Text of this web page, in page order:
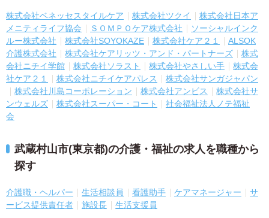
株式会社ベネッセスタイルケア 株式会社ツクイ
株式会社日本ア
メニティライフ協会
ＳＯＭＰＯケア株式会社
ソーシャルインク
ルー株式会社
株式会社SOYOKAZE 株式会社ケア２１
ALSOK
介護株式会社
株式会社ケアリッツ・アンド・パートナーズ
株式
会社ニチイ学館
株式会社ソラスト 株式会社やさしい手
株式会
社ケア２１
株式会社ニチイケアパレス
株式会社サンガジャパン
株式会社川島コーポレーション
株式会社アンビス
株式会社サ
ンウェルズ
株式会社スーパー・コート
社会福祉法人ノテ福祉
会
武蔵村山市(東京都)の介護・福祉の求人を職種から
探す
介護職・ヘルパー 生活相談員 看護助手 ケアマネージャー
サ
ービス提供責任者
施設長 生活支援員